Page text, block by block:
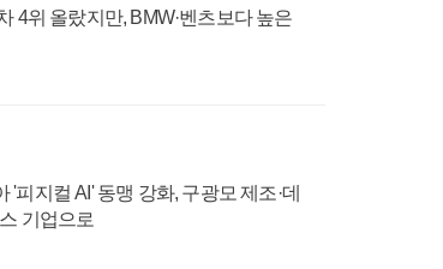
4위 올랐지만, BMW·벤츠보다 높은
피지컬 AI' 동맹 강화, 구광모 제조·데
기업으로